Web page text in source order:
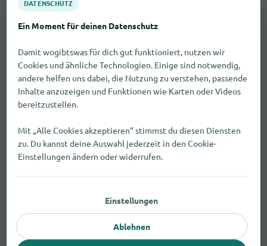
Schmuck und Uhren achten?
DATENSCHUTZ
Ein Moment für deinen Datenschutz
Damit wogibtswas für dich gut funktioniert, nutzen wir
Cookies und ähnliche Technologien. Einige sind notwendig,
andere helfen uns dabei, die Nutzung zu verstehen, passende
Inhalte anzuzeigen und Funktionen wie Karten oder Videos
bereitzustellen.
Mit „Alle Cookies akzeptieren“ stimmst du diesen Diensten
zu. Du kannst deine Auswahl jederzeit in den Cookie-
Einstellungen ändern oder widerrufen.
Einstellungen
Ablehnen